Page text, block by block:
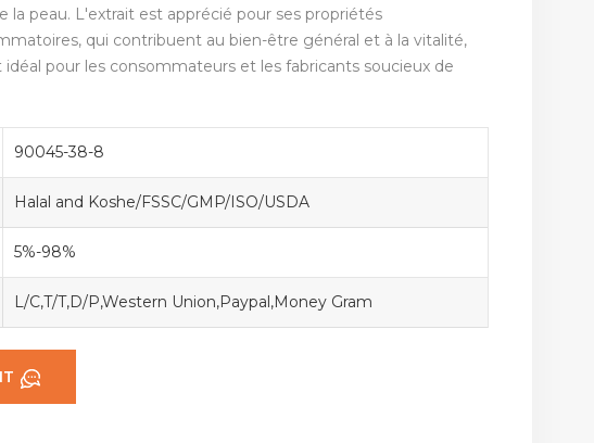
la peau. L'extrait est apprécié pour ses propriétés
qui contribuent au bien-être général et à la vitalité,
pour les consommateurs et les fabricants soucieux de
90045-38-8
Halal and Koshe/FSSC/GMP/ISO/USDA
5%-98%
L/C,T/T,D/P,Western Union,Paypal,Money Gram